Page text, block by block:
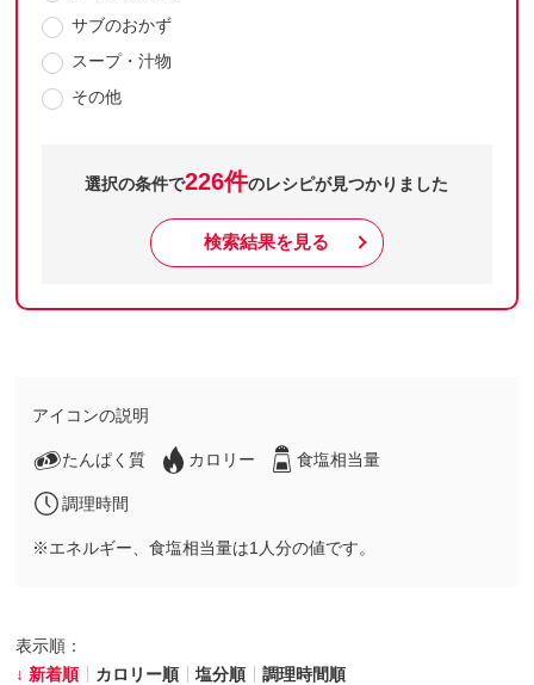
サブのおかず
スープ・汁物
その他
選択の条件で226件のレシピが見つかりました
検索結果を見る
アイコンの説明
たんぱく質 カロリー 食塩相当量
調理時間
※エネルギー、食塩相当量は1人分の値です。
表示順：
新着順
カロリー順 塩分順 調理時間順